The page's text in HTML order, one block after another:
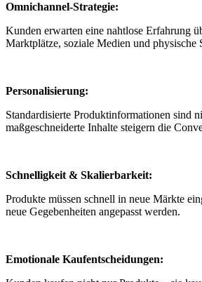
Omnichannel-Strategie:
Kunden erwarten eine nahtlose Erfahrung
Marktplätze, soziale Medien und physische
Personalisierung:
Standardisierte Produktinformationen sind
maßgeschneiderte Inhalte steigern die
Schnelligkeit & Skalierbarkeit:
Produkte müssen schnell in neue Märkte
neue Gegebenheiten angepasst werden.
Emotionale Kaufentscheidungen: